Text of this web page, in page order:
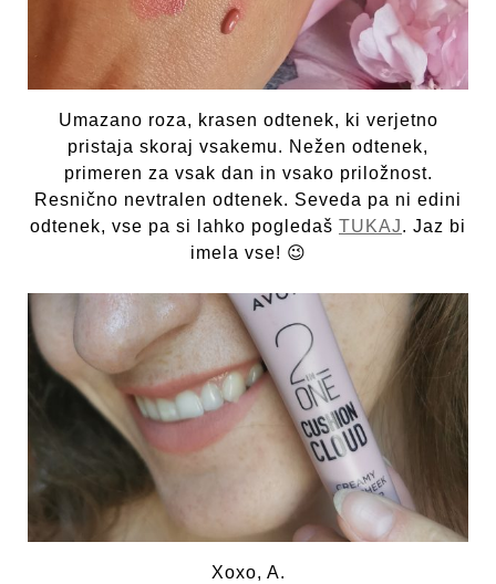
Umazano roza, krasen odtenek, ki verjetno
pristaja skoraj vsakemu. Nežen odtenek,
primeren za vsak dan in vsako priložnost.
Resnično nevtralen odtenek. Seveda pa ni edini
odtenek, vse pa si lahko pogledaš TUKAJ. Jaz bi
imela vse! 😉
Xoxo, A.